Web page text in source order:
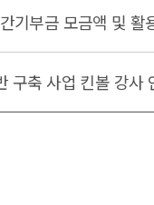
기부금 모금액 및 활
구축 사업 킨볼 강사